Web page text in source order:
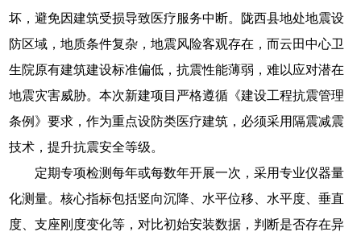
坏，避免因建筑受损导致医疗服务中断。陇西县地处地震设
防区域，地质条件复杂，地震风险客观存在，而云田中心卫
生院原有建筑建设标准偏低，抗震性能薄弱，难以应对潜在
地震灾害威胁。本次新建项目严格遵循《建设工程抗震管理
条例》要求，作为重点设防类医疗建筑，必须采用隔震减震
技术，提升抗震安全等级。
定期专项检测每年或每数年开展一次，采用专业仪器量
化测量。核心指标包括竖向沉降、水平位移、水平度、垂直
度、支座刚度变化等，对比初始安装数据，判断是否存在异